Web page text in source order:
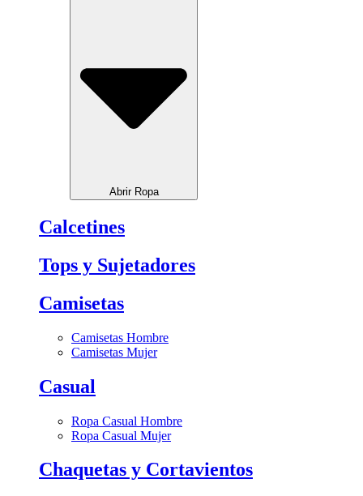
Abrir Ropa
Calcetines
Tops y Sujetadores
Camisetas
Camisetas Hombre
Camisetas Mujer
Casual
Ropa Casual Hombre
Ropa Casual Mujer
Chaquetas y Cortavientos